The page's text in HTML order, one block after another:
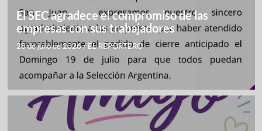
El SEC agradece el compromiso de las
empresas con sus trabajadores
28 de julio de 2026/ EL REPORTERO